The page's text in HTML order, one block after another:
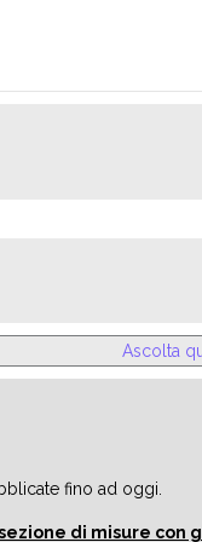
Ascolta
fino ad oggi.
di misure con